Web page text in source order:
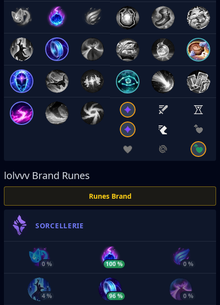
lolvvv Brand Runes
Runes Brand
SORCELLERIE
0 % 100 % 0 %
4 % 96 % 0 %